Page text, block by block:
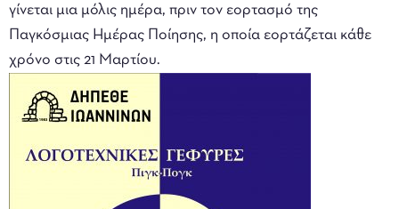
γίνεται μια μόλις ημέρα, πριν τον εορτασμό της
Παγκόσμιας Ημέρας Ποίησης, η οποία εορτάζεται κάθε
χρόνο στις 21 Μαρτίου.